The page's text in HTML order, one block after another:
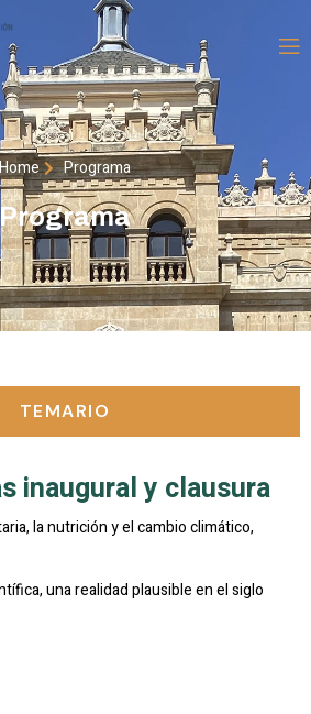
Home Programa
Programa
TEMARIO
inaugural y clausura
la nutrición y el cambio climático,
una realidad plausible en el siglo